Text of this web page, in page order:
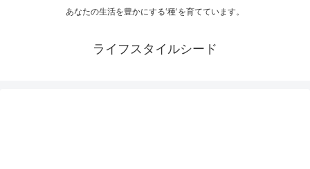
あなたの生活を豊かにする‘種‘を育てています。
ライフスタイルシード